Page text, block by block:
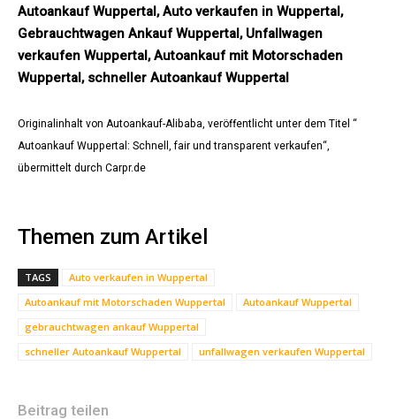
Autoankauf Wuppertal, Auto verkaufen in Wuppertal,
Gebrauchtwagen Ankauf Wuppertal, Unfallwagen
verkaufen Wuppertal, Autoankauf mit Motorschaden
Wuppertal, schneller Autoankauf Wuppertal
Originalinhalt von Autoankauf-Alibaba, veröffentlicht unter dem Titel “
Autoankauf Wuppertal: Schnell, fair und transparent verkaufen“,
übermittelt durch Carpr.de
Themen zum Artikel
TAGS
Auto verkaufen in Wuppertal
Autoankauf mit Motorschaden Wuppertal
Autoankauf Wuppertal
gebrauchtwagen ankauf Wuppertal
schneller Autoankauf Wuppertal
unfallwagen verkaufen Wuppertal
Beitrag teilen